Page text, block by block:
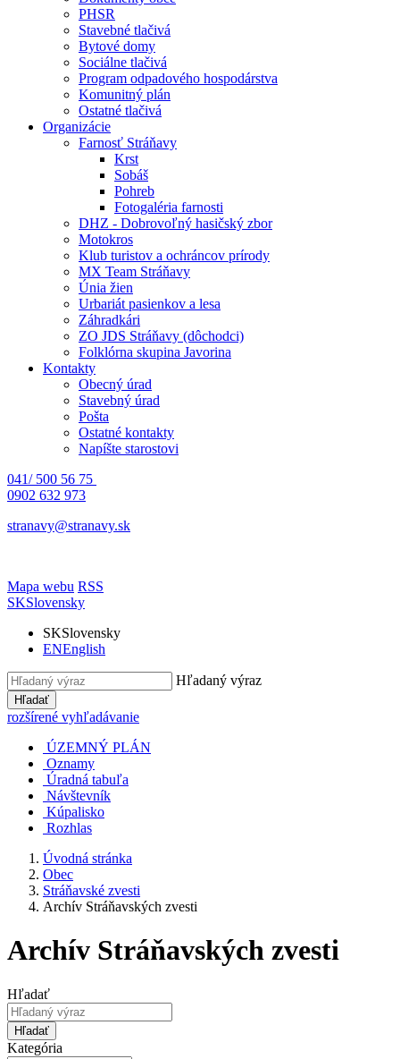
PHSR
Stavebné tlačivá
Bytové domy
Sociálne tlačivá
Program odpadového hospodárstva
Komunitný plán
Ostatné tlačivá
Organizácie
Farnosť Stráňavy
Krst
Sobáš
Pohreb
Fotogaléria farnosti
DHZ - Dobrovoľný hasičský zbor
Motokros
Klub turistov a ochráncov prírody
MX Team Stráňavy
Únia žien
Urbariát pasienkov a lesa
Záhradkári
ZO JDS Stráňavy (dôchodci)
Folklórna skupina Javorina
Kontakty
Obecný úrad
Stavebný úrad
Pošta
Ostatné kontakty
Napíšte starostovi
041/ 500 56 75
0902 632 973
stranavy@stranavy.sk
Mapa webu RSS
SKSlovensky
SKSlovensky
ENEnglish
Hľadaný výraz
Hľadať
rozšírené vyhľadávanie
ÚZEMNÝ PLÁN
Oznamy
Úradná tabuľa
Návštevník
Kúpalisko
Rozhlas
Úvodná stránka
Obec
Stráňavské zvesti
Archív Stráňavských zvesti
Archív Stráňavských zvesti
Hľadať
Hľadať
Kategória